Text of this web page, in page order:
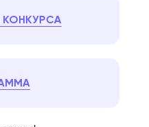
КОНКУРСА